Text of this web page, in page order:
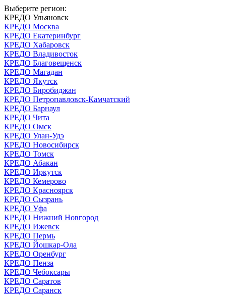
Выберите регион:
КРЕДО Ульяновск
КРЕДО Москва
КРЕДО Екатеринбург
КРЕДО Хабаровск
КРЕДО Владивосток
КРЕДО Благовещенск
КРЕДО Магадан
КРЕДО Якутск
КРЕДО Биробиджан
КРЕДО Петропавловск-Камчатский
КРЕДО Барнаул
КРЕДО Чита
КРЕДО Омск
КРЕДО Улан-Удэ
КРЕДО Новосибирск
КРЕДО Томск
КРЕДО Абакан
КРЕДО Иркутск
КРЕДО Кемерово
КРЕДО Красноярск
КРЕДО Сызрань
КРЕДО Уфа
КРЕДО Нижний Новгород
КРЕДО Ижевск
КРЕДО Пермь
КРЕДО Йошкар-Ола
КРЕДО Оренбург
КРЕДО Пенза
КРЕДО Чебоксары
КРЕДО Саратов
КРЕДО Саранск